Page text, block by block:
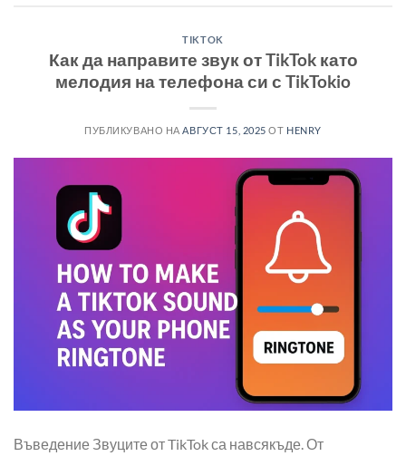
TIKTOK
Как да направите звук от TikTok като
мелодия на телефона си с TikTokio
ПУБЛИКУВАНО НААВГУСТ 15, 2025 ОТ HENRY
Въведение Звуците от TikTok са навсякъде. От